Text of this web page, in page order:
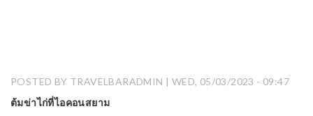
POSTED BY TRAVELBARADMIN | WED, 05/03/2023 - 09:47
ต้มข่าไก่ที่ไอคอนสยาม